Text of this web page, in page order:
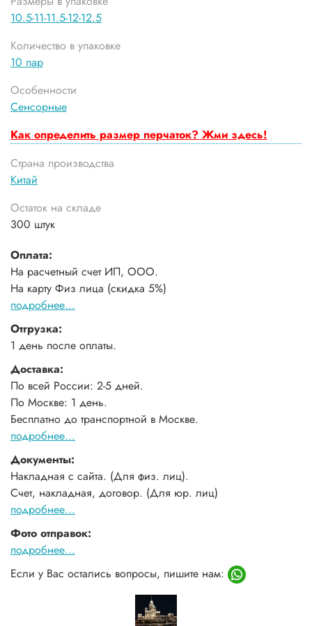
10.5-11-11.5-12-12.5
Количество в упаковке
10 пар
Особенности
Сенсорные
Как определить размер перчаток? Жми здесь!
Страна производства
Китай
Остаток на складе
300 штук
Оплата:
На расчетный счет ИП, ООО.
На карту Физ лица (скидка 5%)
подробнее...
Отгрузка:
1 день после оплаты.
Доставка:
По всей России: 2-5 дней.
По Москве: 1 день.
Бесплатно до транспортной в Москве.
подробнее...
Документы:
Накладная с сайта. (Для физ. лиц).
Счет, накладная, договор. (Для юр. лиц)
подробнее...
Фото отправок:
подробнее...
Если у Вас остались вопросы, пишите нам: